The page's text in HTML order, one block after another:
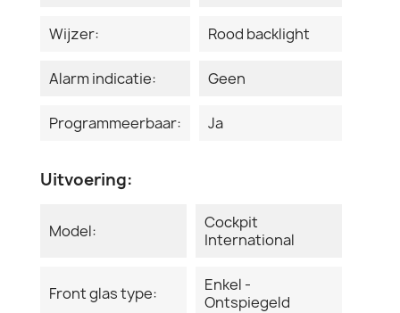
Wijzer: Rood backlight
Alarm indicatie: Geen
Programmeerbaar: Ja
Uitvoering:
Model:
Cockpit
International
Front glas type:
Enkel -
Ontspiegeld